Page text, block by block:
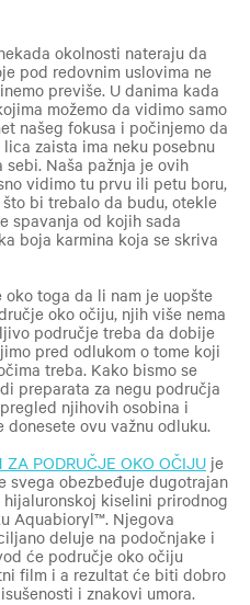
okolnosti nateraju da
pod redovnim uslovima ne
previše. U danima kada
možemo da vidimo samo
našeg fokusa i počinjemo da
zaista ima neku posebnu
Naša pažnja je ovih
vidimo tu prvu ili petu boru,
bi trebalo da budu, otekle
spavanja od kojih sada
boja karmina koja se skriva
toga da li nam je uopšte
oko očiju, njih više nema
područje treba da dobije
pred odlukom o tome koji
treba. Kako bismo se
preparata za negu područja
njihovih osobina i
ovu važnu odluku.
PODRUČJE OKO OČIJU je
svega obezbeđuje dugotrajan
kiselini prirodnog
Aquabioryl™. Njegova
deluje na podočnjake i
će područje oko očiju
film i a rezultat će biti dobro
i znakovi umora.